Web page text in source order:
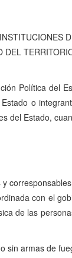
Política del
o
del Estado,
con el
de las
armas de